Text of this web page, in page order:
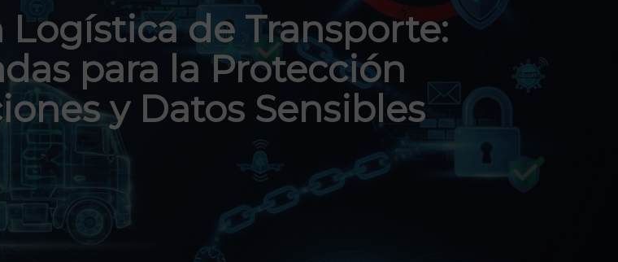
de Transporte:
para la Protección
y Datos Sensibles